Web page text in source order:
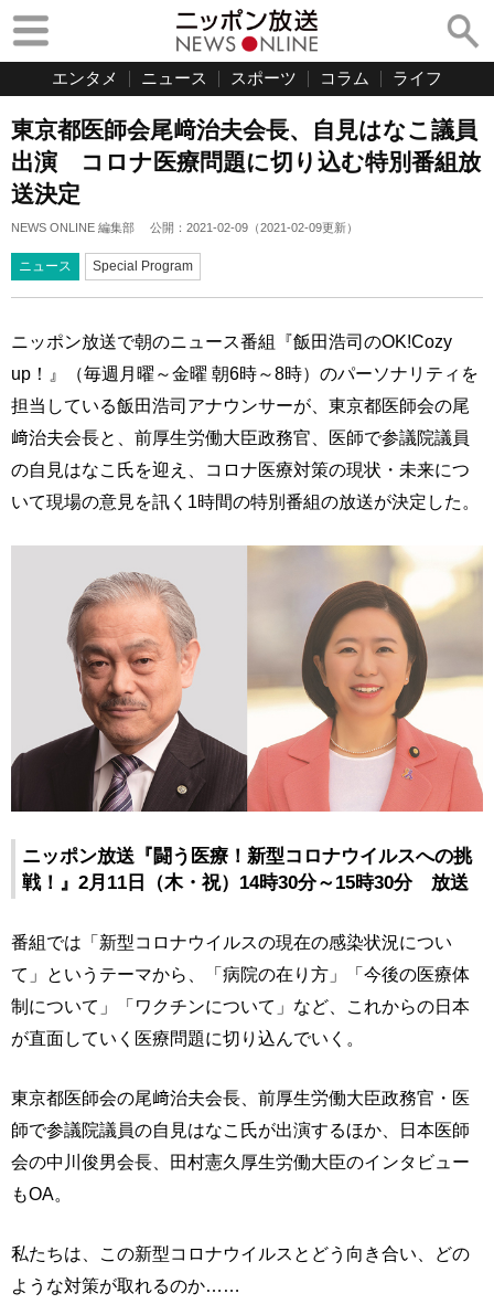
エンタメ ニュース スポーツ コラム ライフ
東京都医師会尾﨑治夫会長、自見はなこ議員
出演 コロナ医療問題に切り込む特別番組放
送決定
NEWS ONLINE 編集部 公開： 2021-02-09 （2021-02-09更新）
ニュース Special Program
ニッポン放送で朝のニュース番組『飯田浩司のOK!Cozy
up！』（毎週月曜～金曜 朝6時～8時）のパーソナリティを
担当している飯田浩司アナウンサーが、東京都医師会の尾
﨑治夫会長と、前厚生労働大臣政務官、医師で参議院議員
の自見はなこ氏を迎え、コロナ医療対策の現状・未来につ
いて現場の意見を訊く1時間の特別番組の放送が決定した。
ニッポン放送『闘う医療！新型コロナウイルスへの挑
戦！』2月11日（木・祝）14時30分～15時30分 放送
番組では「新型コロナウイルスの現在の感染状況につい
て」というテーマから、「病院の在り方」「今後の医療体
制について」「ワクチンについて」など、これからの日本
が直面していく医療問題に切り込んでいく。
東京都医師会の尾﨑治夫会長、前厚生労働大臣政務官・医
師で参議院議員の自見はなこ氏が出演するほか、日本医師
会の中川俊男会長、田村憲久厚生労働大臣のインタビュー
もOA。
私たちは、この新型コロナウイルスとどう向き合い、どの
ような対策が取れるのか……